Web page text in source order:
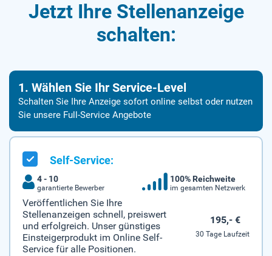
Jetzt Ihre Stellenanzeige
schalten:
1. Wählen Sie Ihr Service-Level
Schalten Sie Ihre Anzeige sofort online selbst oder nutzen
Sie unsere Full-Service Angebote
Self-Service:
4 - 10
garantierte Bewerber
100% Reichweite
im gesamten Netzwerk
Veröffentlichen Sie Ihre
Stellenanzeigen schnell, preiswert
und erfolgreich. Unser günstiges
Einsteigerprodukt im Online Self-
Service für alle Positionen.
195,- €
30 Tage Laufzeit